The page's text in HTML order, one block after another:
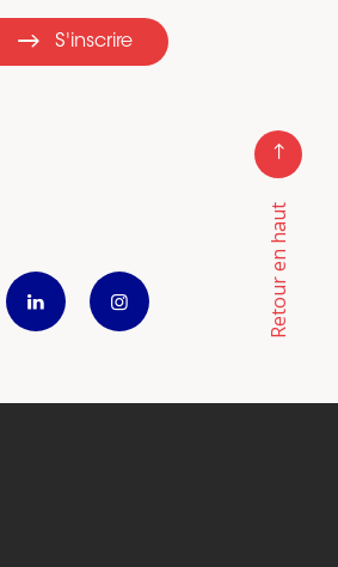
S'inscrire
Retour en haut